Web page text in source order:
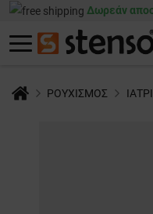
Δωρεάν
ΡΟΥΧΙΣΜΟΣ